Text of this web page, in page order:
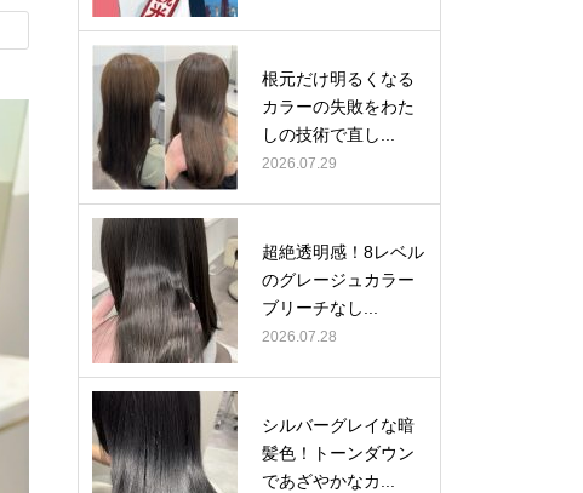
根元だけ明るくなる
カラーの失敗をわた
しの技術で直し...
2026.07.29
超絶透明感！8レベル
のグレージュカラー
ブリーチなし...
2026.07.28
シルバーグレイな暗
髪色！トーンダウン
であざやかなカ...